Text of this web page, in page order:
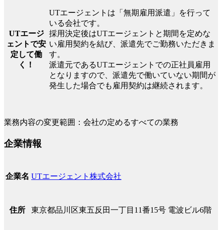
UTエージ
ェントで安
定して働
く！
UTエージェントは「無期雇用派遣」を行って
いる会社です。
採用決定後はUTエージェントと期間を定めな
い雇用契約を結び、派遣先でご勤務いただきま
す。
派遣元であるUTエージェントでの正社員雇用
となりますので、派遣先で働いていない期間が
発生した場合でも雇用契約は継続されます。
業務内容の変更範囲：会社の定めるすべての業務
企業情報
企業名 UTエージェント株式会社
住所 東京都品川区東五反田一丁目11番15号 電波ビル6階